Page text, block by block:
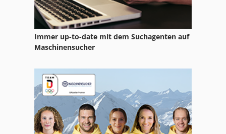
Immer up-to-date mit dem Suchagenten auf
Maschinensucher